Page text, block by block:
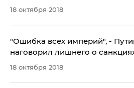
18 октября 2018
​"Ошибка всех империй", -
наговорил лишнего о
18 октября 2018